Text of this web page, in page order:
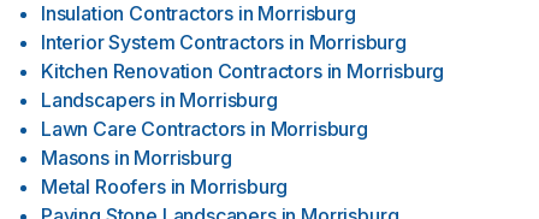
Insulation Contractors in Morrisburg
Interior System Contractors in Morrisburg
Kitchen Renovation Contractors in Morrisburg
Landscapers in Morrisburg
Lawn Care Contractors in Morrisburg
Masons in Morrisburg
Metal Roofers in Morrisburg